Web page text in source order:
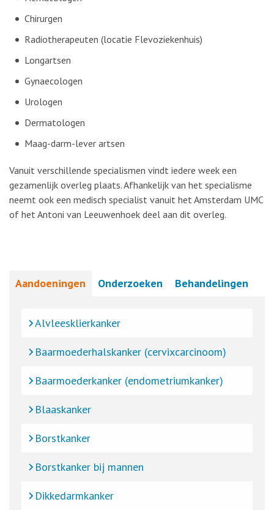
Chirurgen
Radiotherapeuten (locatie Flevoziekenhuis)
Longartsen
Gynaecologen
Urologen
Dermatologen
Maag-darm-lever artsen
Vanuit verschillende specialismen vindt iedere week een
gezamenlijk overleg plaats. Afhankelijk van het specialisme
neemt ook een medisch specialist vanuit het Amsterdam UMC
of het Antoni van Leeuwenhoek deel aan dit overleg.
Aandoeningen Onderzoeken Behandelingen
Alvleesklierkanker
Baarmoederhalskanker (cervixcarcinoom)
Baarmoederkanker (endometriumkanker)
Blaaskanker
Borstkanker
Borstkanker bij mannen
Dikkedarmkanker